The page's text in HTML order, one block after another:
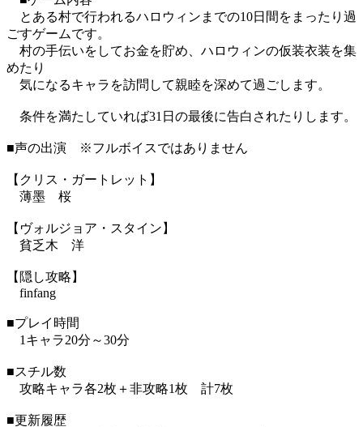
とある村で行われるハロウィンまでの10日間をまったり過
ごすゲームです。
村の手伝いをしてお金を貯め、ハロウィンの仮装衣装を集
めたり
気になるキャラを訪問して親睦を深めて過ごします。
条件を満たしていれば31日の最後に告白されたりします。
■声の出演 ※フルボイスではありません
【クリス・ガートレット】
薄墨 桜
【ヴォルジョア・スタイン】
貧乏木 洋
【隠し攻略】
finfang
■プレイ時間
1キャラ20分～30分
■スチル数
攻略キャラ各2枚＋非攻略1枚 計7枚
■更新履歴